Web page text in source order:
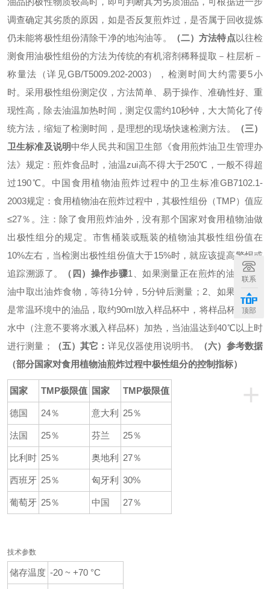
调查确定其劣质的原因，如是否反复煎炸过，是否属于回收提炼
仍未能将极性组份清除干净的地沟油等。
（二）方法特点以往检
测食用油极性组份的方法为传统的有机溶剂稀释提取－柱层析－
称量法（详见GB/T5009.202-2003），检测时间大约需要5小
时。采用极性组份测定仪，方法简单、易于操作、准确性好、重
现性高，除去油温加热时间，测定仅需约10秒钟，大大简化了传
统方法，缩短了检测时间，是理想的现场快速检测方法。
（三）
卫生标准及说明中华人民共和国卫生部《食用煎炸油卫生管理办
法》规定：煎炸食品时，油温zui高不得大于250℃，一般不得超
过190℃。 中国食用植物油煎炸过程中的卫生标准GB7102.1-
2003规定：食用植物油在煎炸过程中，其极性组份（TMP）值应
≤27％。注：除了食用煎炸油外，没有那个国家对食用植物油做
出极性组分的规定。市售桶装或瓶装的植物油其极性组份值在
10%左右，当检测出极性组份值大于15%时，就应该提高警惕或
追踪溯源了。
（四）操作步骤1、如果测量正在煎炸的油品，从
油中取出油炸食物，等待1分钟，5分钟后测量； 2、如果测量的
是常温环境中的油品，取约90ml放入样品杯中，将样品杯放入热
水中（注意不要将水溅入样品杯）加热，当油温达到40℃以上时
进行测量；
（五）其它： 详见仪器使用说明书。
（六）参考数据
（部分国家对食用植物油煎炸过程中极性组分的控制指标）
+
国家 TMP极限值 国家 TMP极限值
德国 24％ 意大利 25％
法国 25％ 芬兰 25％
比利时 25％ 奥地利 27％
西班牙 25％ 匈牙利 30%
葡萄牙 25％ 中国 27％
技术参数
储存温度 -20 ~ +70 °C
联系
顶部